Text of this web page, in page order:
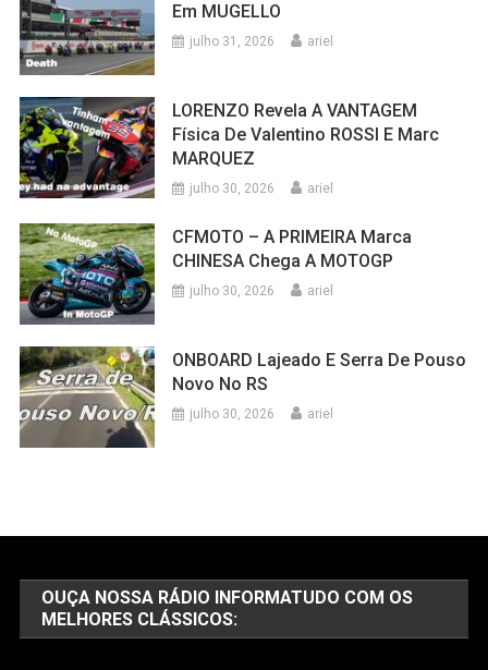
Em MUGELLO
julho 31, 2026 ariel
LORENZO Revela A VANTAGEM
Física De Valentino ROSSI E Marc
MARQUEZ
julho 30, 2026 ariel
CFMOTO – A PRIMEIRA Marca
CHINESA Chega A MOTOGP
julho 30, 2026 ariel
ONBOARD Lajeado E Serra De Pouso
Novo No RS
julho 30, 2026 ariel
OUÇA NOSSA RÁDIO INFORMATUDO COM OS
MELHORES CLÁSSICOS: